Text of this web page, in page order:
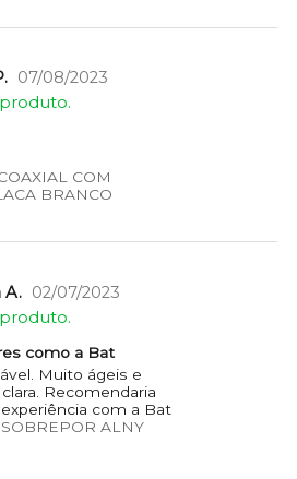
07/08/2023
COM
BRANCO
A. 02/07/2023
como a Bat
Muito ágeis e
Recomendaria
com a Bat
ALNY